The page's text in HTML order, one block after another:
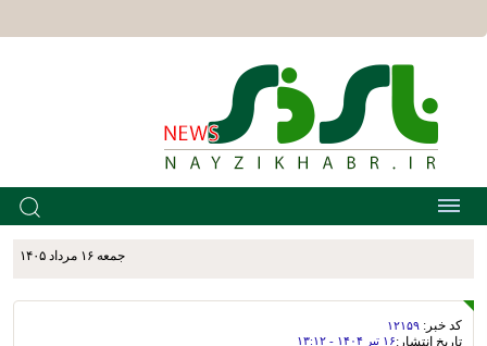
جمعه ۱۶ مرداد ۱۴۰۵
کد خبر: ۱۲۱۵۹
تاریخ انتشار:۱۶ تير ۱۴۰۴ - ۱۳:۱۲